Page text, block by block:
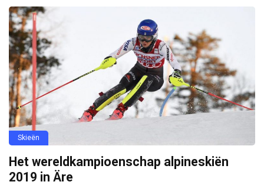
Skieën
Het wereldkampioenschap alpineskiën
2019 in Äre